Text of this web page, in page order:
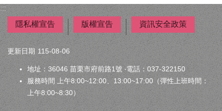
券
盈
:::
隱私權宣告
版權宣告 資訊安全政策
更新日期 115-08-06
地址：36046 苗栗市府前路1號 ‧電話：037-322150
服務時間 上午8:00~12:00、13:00~17:00（彈性上班時間：
上午8:00~8:30）